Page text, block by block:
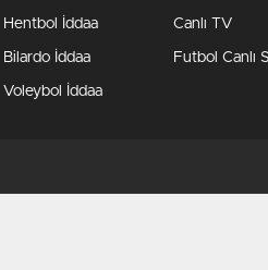
Hentbol İddaa
Bilardo İddaa
Voleybol İddaa
Canlı TV
Futbol Canlı